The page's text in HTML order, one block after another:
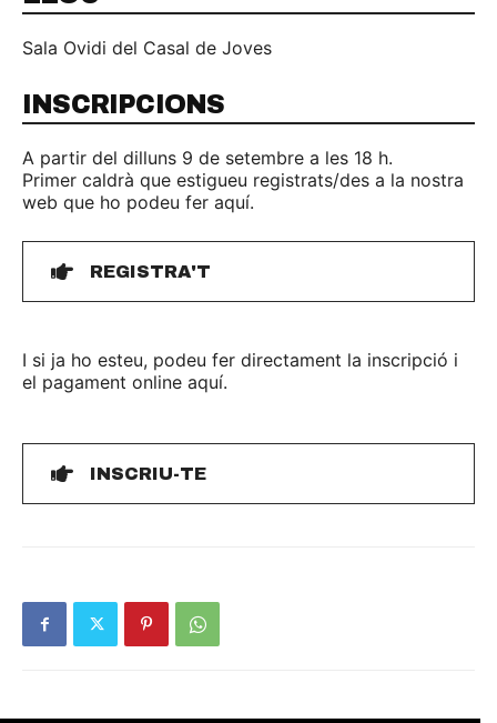
Sala Ovidi del Casal de Joves
INSCRIPCIONS
A partir del dilluns 9 de setembre a les 18 h.
Primer caldrà que estigueu registrats/des a la nostra
web que ho podeu fer aquí.
REGISTRA'T
I si ja ho esteu, podeu fer directament la inscripció i
el pagament online aquí.
INSCRIU-TE